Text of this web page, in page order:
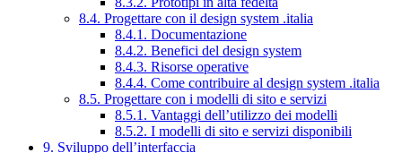
8.4. Progettare con il design system .italia
8.4.1. Documentazione
8.4.2. Benefici del design system
8.4.3. Risorse operative
8.4.4. Come contribuire al design system .italia
8.5. Progettare con i modelli di sito e servizi
8.5.1. Vantaggi dell’utilizzo dei modelli
8.5.2. I modelli di sito e servizi disponibili
9. Sviluppo dell’interfaccia